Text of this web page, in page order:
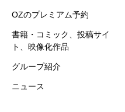
OZのプレミアム予約
書籍・コミック、投稿サイ
ト、映像化作品
グループ紹介
ニュース